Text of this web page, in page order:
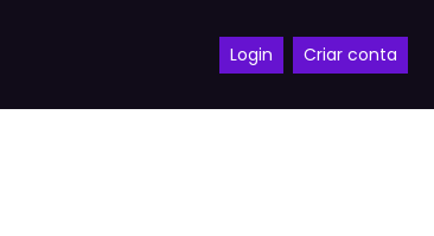
Login Criar conta